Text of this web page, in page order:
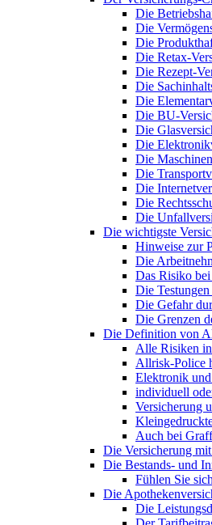
Die
Die
Die
Die Retax-
Die Rezept-
Die
Die
Die BU-
Die
Die
Die
Die
Die
Die
Die
Die wichtigste
Hinweise zur
Die
Das Risiko
Die
Die Gefahr
Die Grenzen
Die Definition von
Alle Risiken
Allrisk-Police
Elektronik
individuell
Versicherung
Auch bei
Die Versicherung
Die Bestands- und
Fühlen Sie
Die
Die